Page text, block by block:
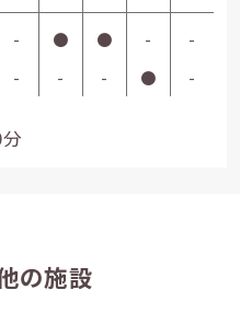
- ● ● -
-
- - - ● -
の施設